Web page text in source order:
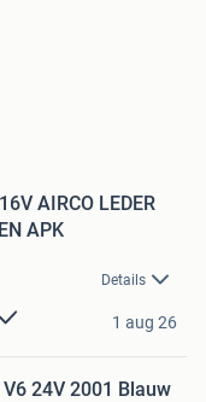
AIRCO LEDER
APK
Details
1 aug 26
24V 2001 Blauw